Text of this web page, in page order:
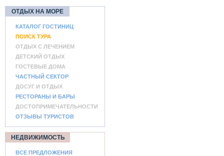
ОТДЫХ НА МОРЕ
КАТАЛОГ ГОСТИНИЦ
ПОИСК ТУРА
ОТДЫХ С ЛЕЧЕНИЕМ
ДЕТСКИЙ ОТДЫХ
ГОСТЕВЫЕ ДОМА
ЧАСТНЫЙ СЕКТОР
ДОСУГ И ОТДЫХ
РЕСТОРАНЫ И БАРЫ
ДОСТОПРИМЕЧАТЕЛЬНОСТИ
ОТЗЫВЫ ТУРИСТОВ
НЕДВИЖИМОСТЬ
ВСЕ ПРЕДЛОЖЕНИЯ